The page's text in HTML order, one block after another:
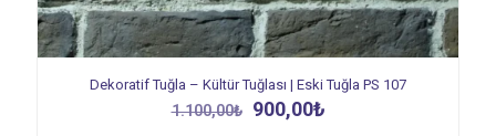
Dekoratif Tuğla – Kültür Tuğlası | Eski Tuğla PS 107
1.100,00₺
Orijinal
900,00₺Şu